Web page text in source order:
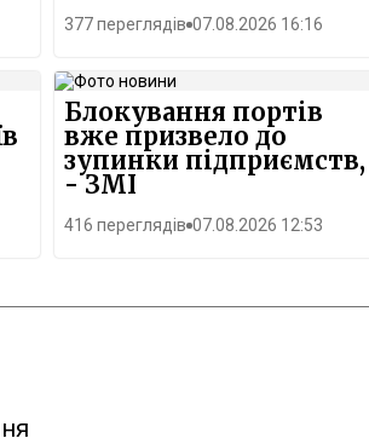
377 переглядів 07.08.2026 16:16
Блокування портів
вже призвело до
зупинки підприємств,
- ЗМІ
416 переглядів 07.08.2026 12:53